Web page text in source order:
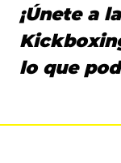
¡Únete a
lo que